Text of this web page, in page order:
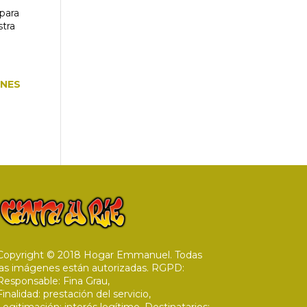
© 2018 Hogar Emmanuel. Todas
imágenes están autorizadas. RGPD:
Fina Grau,
prestación del servicio,